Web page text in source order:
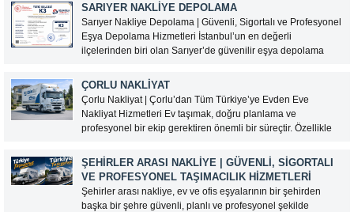
Taşımacılık olarak, ev ve ofis eşyalarınızı güvenli...
SARIYER NAKLIYE DEPOLAMA
Sarıyer Nakliye Depolama | Güvenli, Sigortalı ve Profesyonel
Eşya Depolama Hizmetleri İstanbul’un en değerli
ilçelerinden biri olan Sarıyer’de güvenilir eşya depolama
çözümleriyle yanınızdadır. Ev eşyalarınızı, ofis
malzemelerinizi veya değerli eşyalarınızı modern depolama
alanlarımızda güvenle muhafaza...
ÇORLU NAKLIYAT
Çorlu Nakliyat | Çorlu’dan Tüm Türkiye’ye Evden Eve
Nakliyat Hizmetleri Ev taşımak, doğru planlama ve
profesyonel bir ekip gerektiren önemli bir süreçtir. Özellikle
çalışmak, eşyalarınızın güvenli ve zamanında yeni adresine
ulaştırılması açısından...
ŞEHIRLER ARASI NAKLIYE | GÜVENLI, SIGORTALI
VE PROFESYONEL TAŞIMACILIK HIZMETLERI
Şehirler arası nakliye, ev ve ofis eşyalarının bir şehirden
başka bir şehre güvenli, planlı ve profesyonel şekilde